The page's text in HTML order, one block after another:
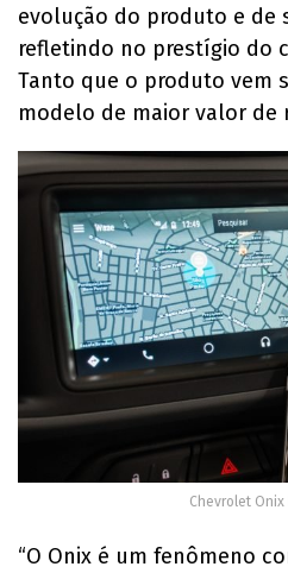
evolução do produto e de
refletindo no prestígio do
Tanto que o produto vem
modelo de maior valor de
Chevrolet Onix
“O Onix é um fenômeno